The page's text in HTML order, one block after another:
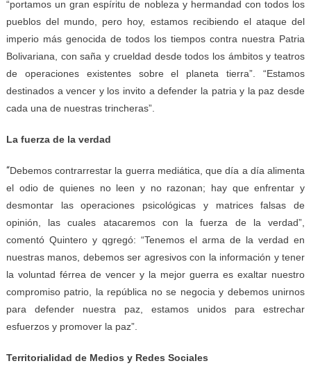
“portamos un gran espíritu de nobleza y hermandad con todos los
pueblos del mundo, pero hoy, estamos recibiendo el ataque del
imperio más genocida de todos los tiempos contra nuestra Patria
Bolivariana, con saña y crueldad desde todos los ámbitos y teatros
de operaciones existentes sobre el planeta tierra”. “Estamos
destinados a vencer y los invito a defender la patria y la paz desde
cada una de nuestras trincheras”.
La fuerza de la verdad
“Debemos contrarrestar la guerra mediática, que día a día alimenta
el odio de quienes no leen y no razonan; hay que enfrentar y
desmontar las operaciones psicológicas y matrices falsas de
opinión, las cuales atacaremos con la fuerza de la verdad”,
comentó Quintero y qgregó: “Tenemos el arma de la verdad en
nuestras manos, debemos ser agresivos con la información y tener
la voluntad férrea de vencer y la mejor guerra es exaltar nuestro
compromiso patrio, la república no se negocia y debemos unirnos
para defender nuestra paz, estamos unidos para estrechar
esfuerzos y promover la paz”.
Territorialidad de Medios y Redes Sociales